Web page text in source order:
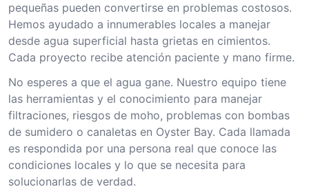
pequeñas pueden convertirse en problemas costosos.
Hemos ayudado a innumerables locales a manejar
desde agua superficial hasta grietas en cimientos.
Cada proyecto recibe atención paciente y mano firme.
No esperes a que el agua gane. Nuestro equipo tiene
las herramientas y el conocimiento para manejar
filtraciones, riesgos de moho, problemas con bombas
de sumidero o canaletas en Oyster Bay. Cada llamada
es respondida por una persona real que conoce las
condiciones locales y lo que se necesita para
solucionarlas de verdad.